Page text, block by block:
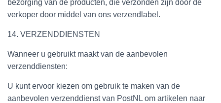
bezorging van de producten, die verzonden zijn door de
verkoper door middel van ons verzendlabel.
14. VERZENDDIENSTEN
Wanneer u gebruikt maakt van de aanbevolen
verzenddiensten:
U kunt ervoor kiezen om gebruik te maken van de
aanbevolen verzenddienst van PostNL om artikelen naar